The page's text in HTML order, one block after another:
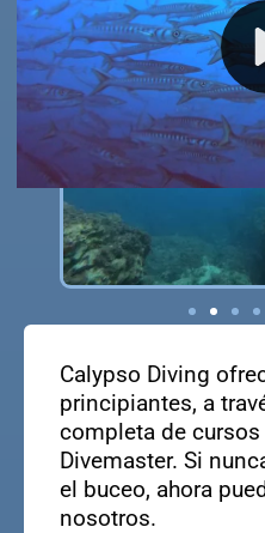
Calypso Diving
principiantes, a
completa de cursos
Divemaster. Si
el buceo, ahora
nosotros.